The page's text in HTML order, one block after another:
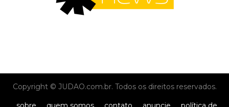
Copyright © JUDAO.com.br. Todos os direitos reservados.